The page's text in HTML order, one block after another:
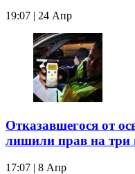
19:07 | 24 Апр
Отказавшегося от
лишили прав на три
17:07 | 8 Апр